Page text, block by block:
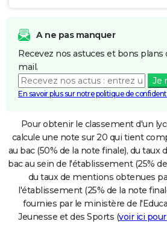
A ne pas manquer
Recevez nos astuces et bons
mail.
Je
En savoir plus sur notre politique de
Pour obtenir le classement d'un
calcule une note sur 20 qui tient
au bac (50% de la note finale), du taux
bac au sein de l'établissement (25%
du taux de mentions obtenues
l'établissement (25% de la note
fournies par le ministère de
Jeunesse et des Sports (voir ici